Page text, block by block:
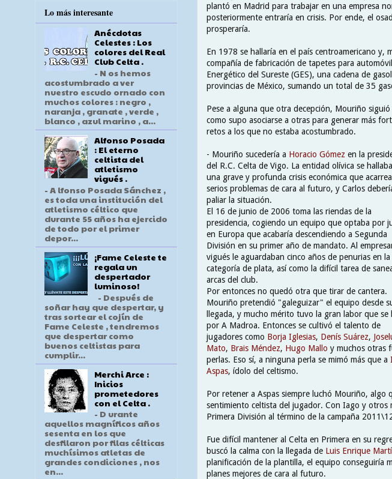
plantó en Madrid para trabajar en una empresa
posteriormente entraría en crisis. Por ende, el
prosperaría.
En 1978 se hallaría en el país centroamericano
compañía de fabricación de tapetes para
Energético del Sureste (GES), una cadena de
provincias de México, sumando un total de 35
Pese a alguna que otra decepción, Mouriño
como supo asociarse a otras para generar más
retos a los que no estaba acostumbrado.
- Mouriño sucedería a Horacio Gómez en la
del R.C. Celta de Vigo. La entidad olívica se
una grave y profunda crisis económica que
serios problemas de cara al futuro, y Carlos
paliar la situación.
El 16 de junio de 2006 toma las riendas de la
presidencia, cogiendo un equipo que optaba por
en Europa que acabaría descendiendo a Segunda
División en su primer año de mandato. Al
vigués le aguardaban cinco años de penurias en la
categoría de plata, así como la difícil tarea de
arcas del club.
Por entonces no quedó otra que tirar de cantera.
Mouriño pretendió "galeguizar" el equipo desde
llegada, y mucho mérito tuvo la gran labor que se
por A Madroa. Entonces se cultivó el talento de
jugadores como Borja Iglesias, Denís Suárez,
Mato, Brais Méndez, Hugo Mallo y muchos otras
perlas. Eso sí, a ninguna perla se mimó más que a
Aspas, ídolo del celtismo.
Por retener a Aspas siempre luchó Mouriño,
sentimiento celtista del jugador. Con Iago y otros
Primera División al término de la campaña
Fue difícil mantener al Celta en Primera en su
buscó la calma con la llegada de Luis Enrique
planificación de la plantilla, el equipo conseguiría
planes mejores de cara al futuro.
Lo más interesante
Anécdotas
Celestes : Los
colores del Real
Club Celta .
- N os hemos
acostumbrado a ver
nuestro escudo ornado con
muchos colores : negro ,
naranja , granate , verde ,
blanco , azul marino , a...
Alfonso Posada
: El eterno
celtista del
atletismo
vigués .
- A lfonso Posada Sánchez ,
es toda una institución del
atletismo céltico que
durante 55 años ha ejercido
de todo por el primer
depor...
¡Fame Celeste te
regala un
despertador
luminoso!
- Después de
soñar hay que despertar, y
tras sortear el cojín de
Fame Celeste , tendremos
que despertar como
buenos celtistas para
cumplir...
Merchi Arce :
Inicios
prometedores
con el Celta .
- D urante
aquellos magníficos años
sesenta en los que
desfilaron por filas célticas
muchísimos atletas de
grandes condiciones , nos
en...